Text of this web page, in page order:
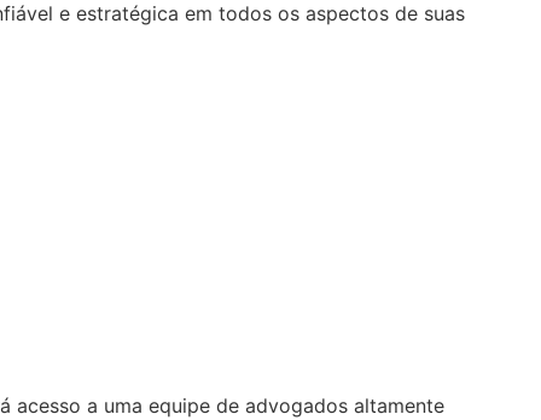
e estratégica em todos os aspectos de suas
acesso a uma equipe de advogados altamente